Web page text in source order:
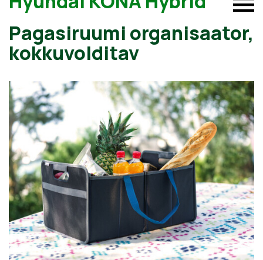
Pagasiruumi organisaator,
kokkuvolditav